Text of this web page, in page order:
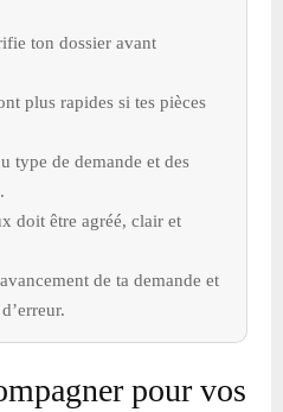
ton dossier avant
plus rapides si tes pièces
type de demande et des
doit être agréé, clair et
de ta demande et
pour vos